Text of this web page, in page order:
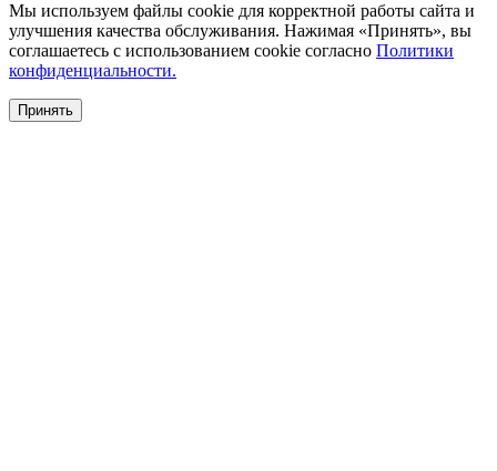
Мы используем файлы cookie для корректной работы сайта и
улучшения качества обслуживания. Нажимая «Принять», вы
соглашаетесь с использованием cookie согласно Политики
конфиденциальности.
Принять